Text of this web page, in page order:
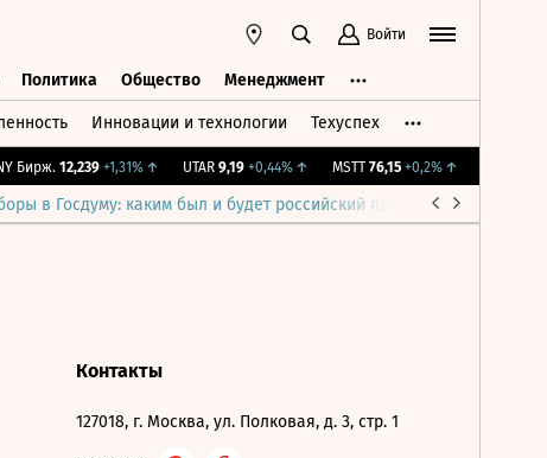
Войти
Политика Общество Менеджмент
Инновации и технологии Техуспех
Бирж. 12,239 +1,31%↑ UTAR 9,19 +0,44%↑ MSTT 76,15 +0,2%↑
в Госдуму: каким был и будет российский парламент
Контакты
127018, г. Москва, ул. Полковая, д. 3, стр. 1